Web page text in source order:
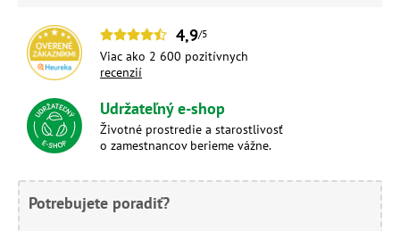
4,9/5
Viac ako 2 600 pozitívnych
recenzií
Udržateľný e-shop
Životné prostredie a starostlivosť
o zamestnancov berieme vážne.
Potrebujete poradiť?